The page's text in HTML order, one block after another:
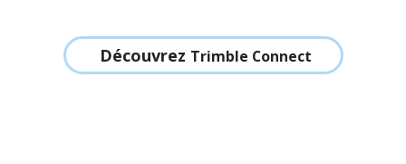
Découvrez Trimble Connect